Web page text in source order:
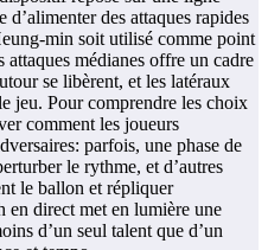
des attaques rapides
min soit utilisé comme point
attaques médianes offre un cadre
se libèrent, et les latéraux
jeu. Pour comprendre les choix
comment les joueurs
parfois, une phase de
le rythme, et d’autres
le ballon et répliquer
en direct met en lumière une
d’un seul talent que d’un